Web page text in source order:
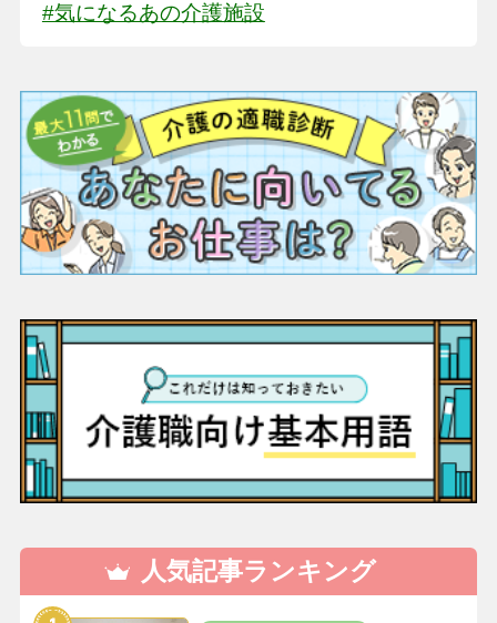
#気になるあの介護施設
人気記事ランキング